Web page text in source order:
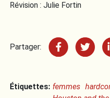
Révision : Julie Fortin
Partager:
Étiquettes: femmes